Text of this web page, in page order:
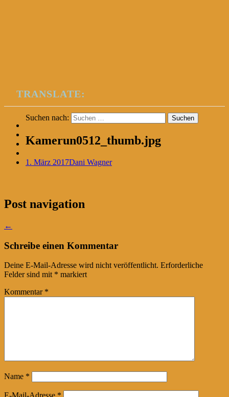
TRANSLATE:
Suchen nach:
Kamerun0512_thumb.jpg
1. März 2017Dani Wagner
Post navigation
←
Schreibe einen Kommentar
Deine E-Mail-Adresse wird nicht veröffentlicht. Erforderliche
Felder sind mit * markiert
Kommentar *
Name *